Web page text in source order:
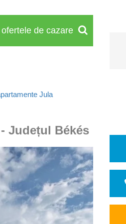
de cazare
Jula
Județul Békés